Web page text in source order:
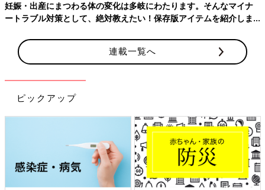
パンツ」
妊娠・出産にまつわる体の変化は多岐にわたります。そんなマイナ
ートラブル対策として、絶対教えたい！保存版アイテムを紹介しま
連載一覧へ
ピックアップ